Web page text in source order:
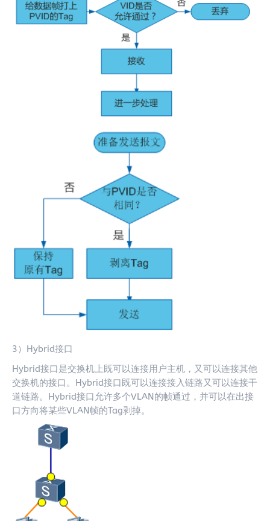
3）Hybrid接口
Hybrid接口是交换机上既可以连接用户主机，又可以连接其他
交换机的接口。Hybrid接口既可以连接接入链路又可以连接干
道链路。Hybrid接口允许多个VLAN的帧通过，并可以在出接
口方向将某些VLAN帧的Tag剥掉。